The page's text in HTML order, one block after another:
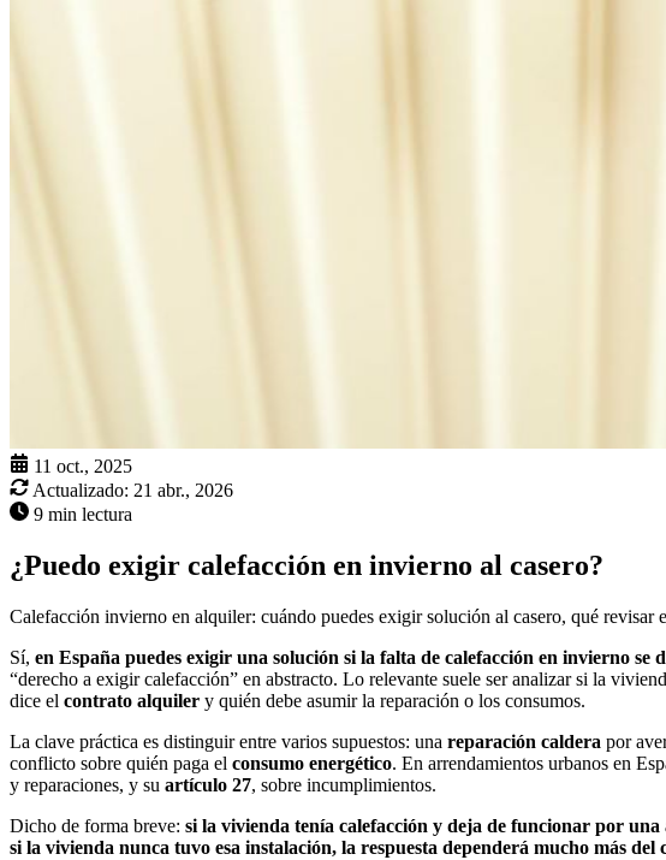
11 oct., 2025
Actualizado: 21 abr., 2026
9 min lectura
¿Puedo exigir calefacción en invierno al casero?
Calefacción invierno en alquiler: cuándo puedes exigir solución al casero, qué revisar
Sí, en España puedes exigir una solución si la falta de calefacción en invierno
“derecho a exigir calefacción” en abstracto. Lo relevante suele ser analizar si la
dice el contrato alquiler y quién debe asumir la reparación o los consumos.
La clave práctica es distinguir entre varios supuestos: una reparación caldera por
conflicto sobre quién paga el consumo energético. En arrendamientos urbanos en
y reparaciones, y su artículo 27, sobre incumplimientos.
Dicho de forma breve: si la vivienda tenía calefacción y deja de funcionar por
si la vivienda nunca tuvo esa instalación, la respuesta dependerá mucho más